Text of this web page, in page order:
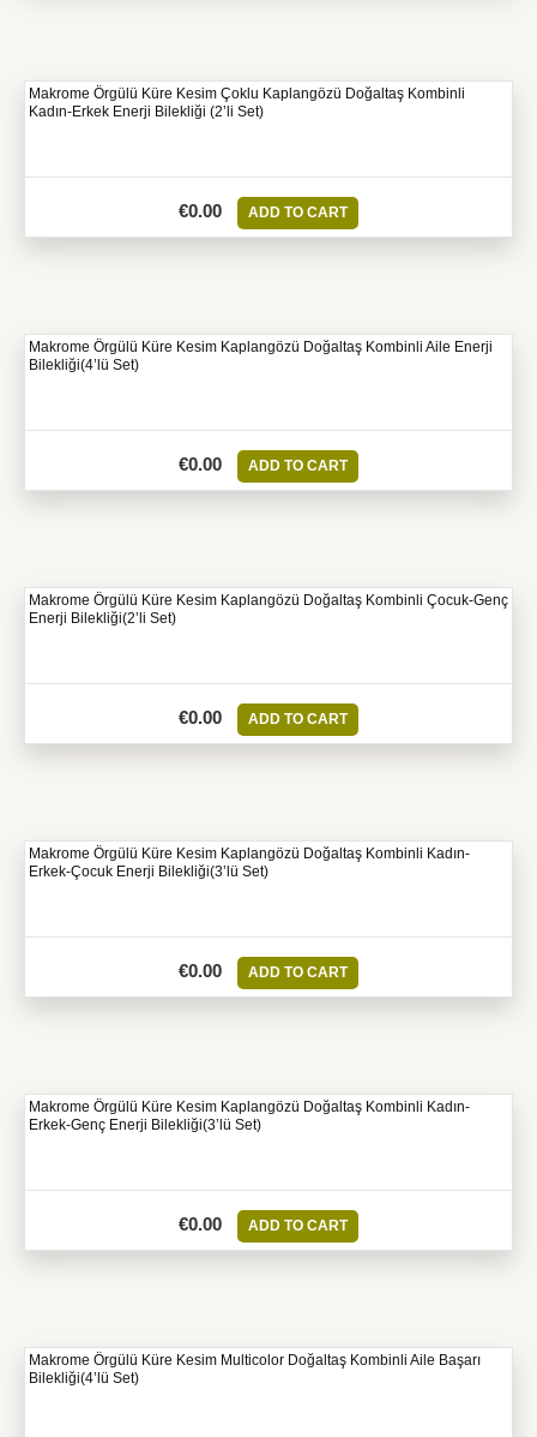
Makrome Örgülü Küre Kesim Çoklu Kaplangözü Doğaltaş Kombinli
Kadın-Erkek Enerji Bilekliği (2’li Set)
€0.00 ADD TO CART
Makrome Örgülü Küre Kesim Kaplangözü Doğaltaş Kombinli Aile Enerji
Bilekliği(4’lü Set)
€0.00 ADD TO CART
Makrome Örgülü Küre Kesim Kaplangözü Doğaltaş Kombinli Çocuk-Genç
Enerji Bilekliği(2’li Set)
€0.00 ADD TO CART
Makrome Örgülü Küre Kesim Kaplangözü Doğaltaş Kombinli Kadın-
Erkek-Çocuk Enerji Bilekliği(3’lü Set)
€0.00 ADD TO CART
Makrome Örgülü Küre Kesim Kaplangözü Doğaltaş Kombinli Kadın-
Erkek-Genç Enerji Bilekliği(3’lü Set)
€0.00 ADD TO CART
Makrome Örgülü Küre Kesim Multicolor Doğaltaş Kombinli Aile Başarı
Bilekliği(4’lü Set)